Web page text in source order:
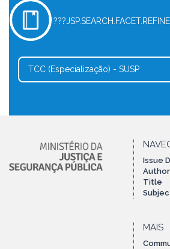
TCC (Especialização) - SUSP
Issue
Author
Title
MAIS